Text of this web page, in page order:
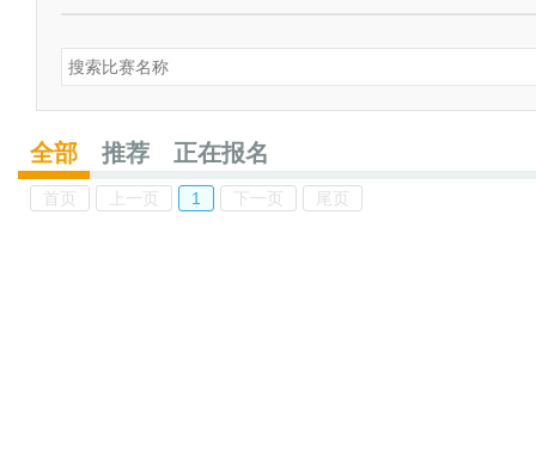
全部 推荐 正在报名
首页 上一页 1 下一页 尾页